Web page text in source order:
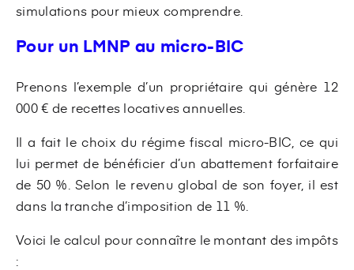
simulations pour mieux comprendre.
Pour un LMNP au micro-BIC
Prenons l’exemple d’un propriétaire qui génère 12
000 € de recettes locatives annuelles.
Il a fait le choix du régime fiscal micro-BIC, ce qui
lui permet de bénéficier d’un abattement forfaitaire
de 50 %. Selon le revenu global de son foyer, il est
dans la tranche d’imposition de 11 %.
Voici le calcul pour connaître le montant des impôts
: